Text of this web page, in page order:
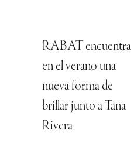
RABAT encuentra
en el verano una
nueva forma de
brillar junto a Tana
Rivera